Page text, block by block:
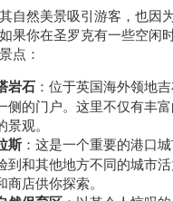
自然美景吸引游客，也因
果你在圣罗克有一些空闲
点：
岩石 ：位于英国海外领地
侧的门户。这里不仅有丰富
观。
斯：这是一个重要的港口
到和其他地方不同的城市
店供你探索。